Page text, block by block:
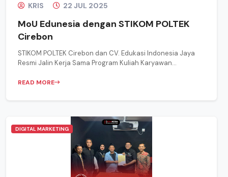
KRIS 22 JUL 2025
MoU Edunesia dengan STIKOM POLTEK
Cirebon
STIKOM POLTEK Cirebon dan CV. Edukasi Indonesia Jaya
Resmi Jalin Kerja Sama Program Kuliah Karyawan...
READ MORE
DIGITAL MARKETING